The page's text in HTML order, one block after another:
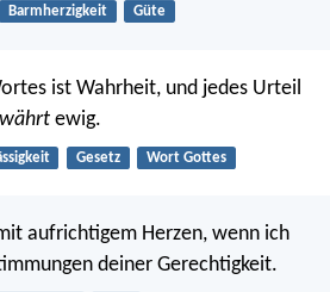
Barmherzigkeit Güte
ist Wahrheit, und jedes Urteil
währt ewig.
Gesetz Wort Gottes
aufrichtigem Herzen, wenn ich
deiner Gerechtigkeit.